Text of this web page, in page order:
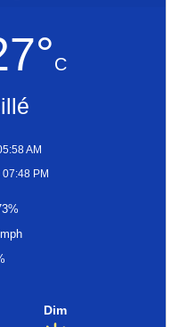
C
AM
PM
Dim